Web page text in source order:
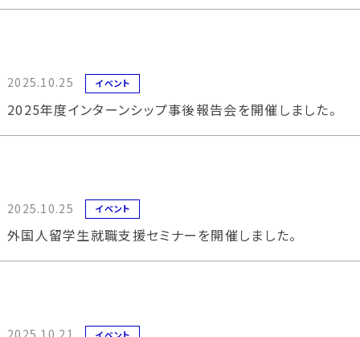
2025.10.25 イベント
2025年度インターンシップ事後報告会を開催しました。
2025.10.25 イベント
外国人留学生就職支援セミナーを開催しました。
2025.10.21